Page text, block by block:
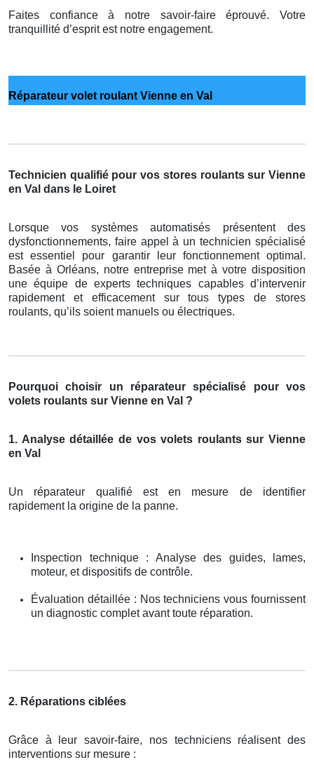
Faites confiance à notre savoir-faire éprouvé. Votre
tranquillité d’esprit est notre engagement.
Réparateur volet roulant Vienne en Val
Technicien qualifié pour vos stores roulants sur Vienne
en Val dans le Loiret
Lorsque vos systèmes automatisés présentent des
dysfonctionnements, faire appel à un technicien spécialisé
est essentiel pour garantir leur fonctionnement optimal.
Basée à Orléans, notre entreprise met à votre disposition
une équipe de experts techniques capables d’intervenir
rapidement et efficacement sur tous types de stores
roulants, qu’ils soient manuels ou électriques.
Pourquoi choisir un réparateur spécialisé pour vos
volets roulants sur Vienne en Val ?
1. Analyse détaillée de vos volets roulants sur Vienne
en Val
Un réparateur qualifié est en mesure de identifier
rapidement la origine de la panne.
Inspection technique : Analyse des guides, lames,
moteur, et dispositifs de contrôle.
Évaluation détaillée : Nos techniciens vous fournissent
un diagnostic complet avant toute réparation.
2. Réparations ciblées
Grâce à leur savoir-faire, nos techniciens réalisent des
interventions sur mesure :